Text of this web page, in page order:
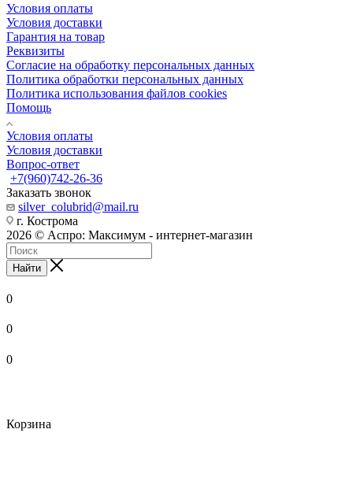
Условия оплаты
Условия доставки
Гарантия на товар
Реквизиты
Согласие на обработку персональных данных
Политика обработки персональных данных
Политика использования файлов cookies
Помощь
Условия оплаты
Условия доставки
Вопрос-ответ
+7(960)742-26-36
Заказать звонок
silver_colubrid@mail.ru
г. Кострома
2026 © Аспро: Максимум - интернет-магазин
Найти
0
0
0
Корзина